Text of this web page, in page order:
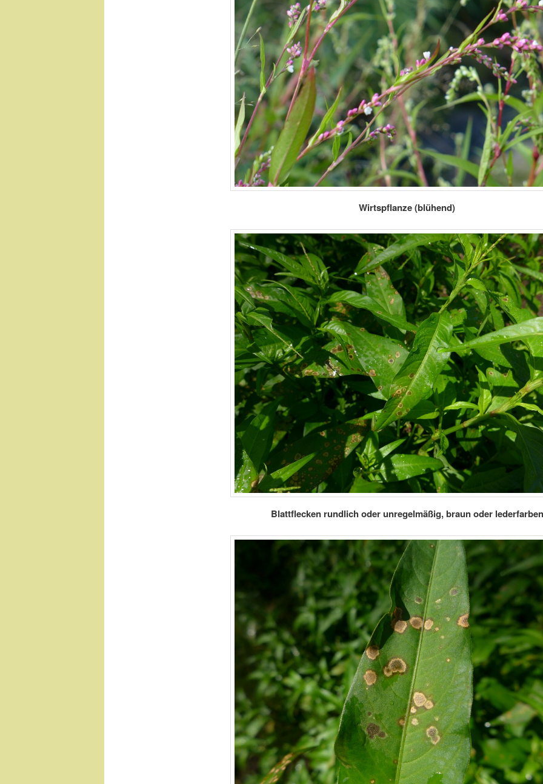
Wirtspflanze (blühend)
Blattflecken rundlich oder unregelmäßig, braun oder lederfarben